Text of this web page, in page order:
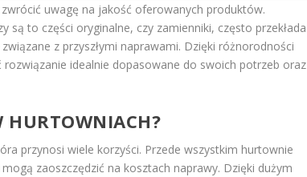
uwagę na jakość oferowanych produktów.
to części oryginalne, czy zamienniki, często przekłada
z przyszłymi naprawami. Dzięki różnorodności
idealnie dopasowane do swoich potrzeb oraz
HURTOWNIACH?
przynosi wiele korzyści. Przede wszystkim hurtownie
zaoszczędzić na kosztach naprawy. Dzięki dużym